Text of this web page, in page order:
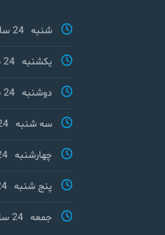
شنبه 24 ساعته شبانه روزی
یکشنبه 24 ساعته شبانه روزی
دوشنبه 24 ساعته شبانه روزی
سه شنبه 24 ساعته
چهارشنبه 24 ساعته
پنج شنبه 24 ساعته
جمعه 24 ساعته شبانه روزی